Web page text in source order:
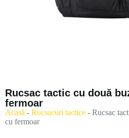
Rucsac tactic cu două
fermoar
Acasă - Rucsacuri tactice - Rucsac
cu fermoar